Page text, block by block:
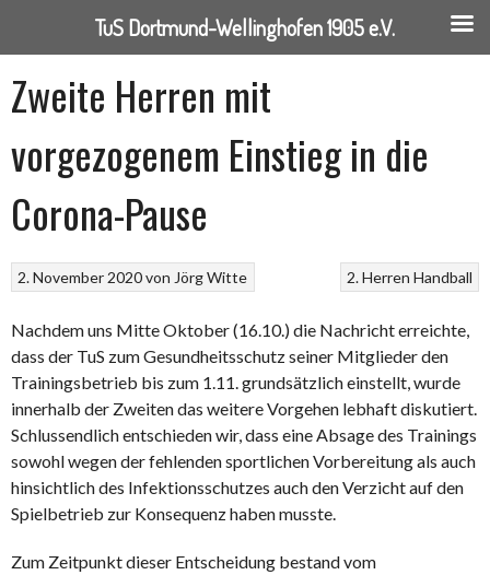
zum
Inhalt
Zweite Herren mit
vorgezogenem Einstieg in die
Corona-Pause
2. Herren Handball
2. November 2020von Jörg Witte
Nachdem uns Mitte Oktober (16.10.) die Nachricht erreichte,
dass der TuS zum Gesundheitsschutz seiner Mitglieder den
Trainingsbetrieb bis zum 1.11. grundsätzlich einstellt, wurde
innerhalb der Zweiten das weitere Vorgehen lebhaft diskutiert.
Schlussendlich entschieden wir, dass eine Absage des Trainings
sowohl wegen der fehlenden sportlichen Vorbereitung als auch
hinsichtlich des Infektionsschutzes auch den Verzicht auf den
Spielbetrieb zur Konsequenz haben musste.
Zum Zeitpunkt dieser Entscheidung bestand vom
TuS Dortmund-Wellinghofen 1905 e.V.